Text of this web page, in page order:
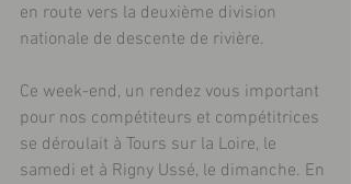
en route vers la deuxième division
nationale de descente de rivière.
Ce week-end, un rendez vous important
pour nos compétiteurs et compétitrices
se déroulait à Tours sur la Loire, le
samedi et à Rigny Ussé, le dimanche. En